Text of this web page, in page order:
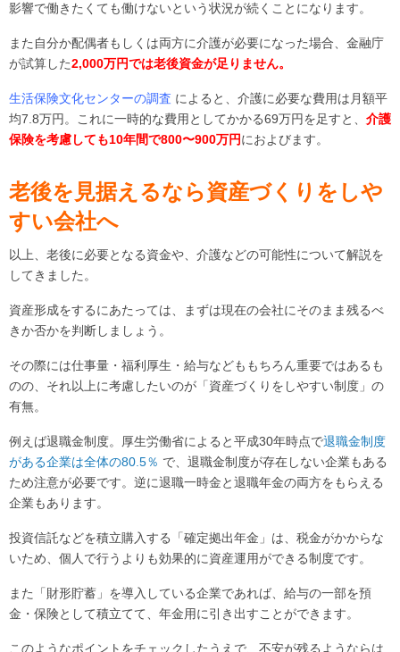
影響で働きたくても働けないという状況が続くことになります。
また自分か配偶者もしくは両方に介護が必要になった場合、金融庁
が試算した2,000万円では老後資金が足りません。
生活保険文化センターの調査 によると、介護に必要な費用は月額平
均7.8万円。これに一時的な費用としてかかる69万円を足すと、 介護
保険を考慮しても10年間で800〜900万円におよびます。
老後を見据えるなら資産づくりをしや
すい会社へ
以上、老後に必要となる資金や、介護などの可能性について解説を
してきました。
資産形成をするにあたっては、まずは現在の会社にそのまま残るべ
きか否かを判断しましょう。
その際には仕事量・福利厚生・給与などももちろん重要ではあるも
のの、それ以上に考慮したいのが「資産づくりをしやすい制度」の
有無。
例えば退職金制度。厚生労働省によると平成30年時点で退職金制度
がある企業は全体の80.5％ で、退職金制度が存在しない企業もある
ため注意が必要です。逆に退職一時金と退職年金の両方をもらえる
企業もあります。
投資信託などを積立購入する「確定拠出年金」は、税金がかからな
いため、個人で行うよりも効果的に資産運用ができる制度です。
また「財形貯蓄」を導入している企業であれば、給与の一部を預
金・保険として積立てて、年金用に引き出すことができます。
このようなポイントをチェックしたうえで、不安が残るようならは